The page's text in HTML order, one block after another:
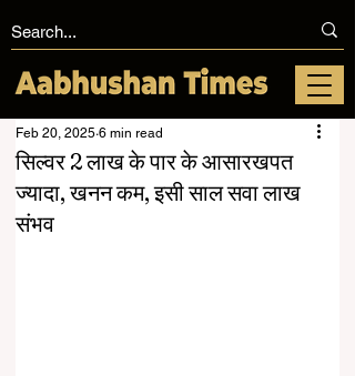
सिल्वर 2 लाख के पार के आसारखपत
ज्यादा, खनन कम, इसी साल सवा लाख
संभव
Feb 20, 2025 6 min read